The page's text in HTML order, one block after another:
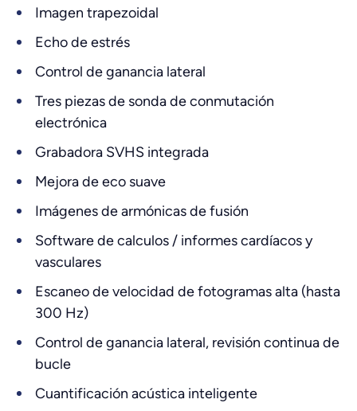
Imagen trapezoidal
Echo de estrés
Control de ganancia lateral
Tres piezas de sonda de conmutación
electrónica
Grabadora SVHS integrada
Mejora de eco suave
Imágenes de armónicas de fusión
Software de calculos / informes cardíacos y
vasculares
Escaneo de velocidad de fotogramas alta (hasta
300 Hz)
Control de ganancia lateral, revisión continua de
bucle
Cuantificación acústica inteligente